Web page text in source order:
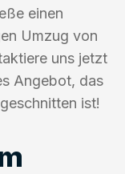
einen
Umzug von
uns jetzt
Angebot, das
ist!